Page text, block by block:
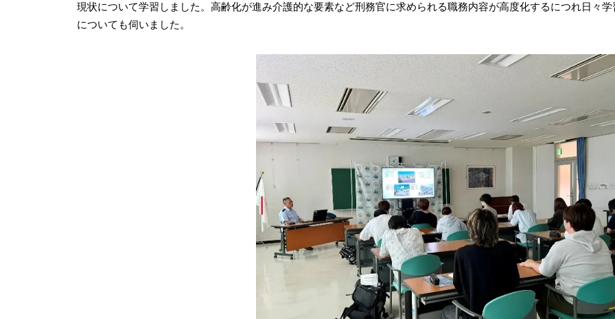
現状について学習しました。高齢化が進み介護的な要素など刑務官に求められる職務内容が高度化するにつれ日々
についても伺いました。